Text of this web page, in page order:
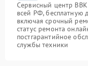
Сервисный центр
всей РФ, бесплатную
включая срочный
статус ремонта
постгарантийное
службы техники